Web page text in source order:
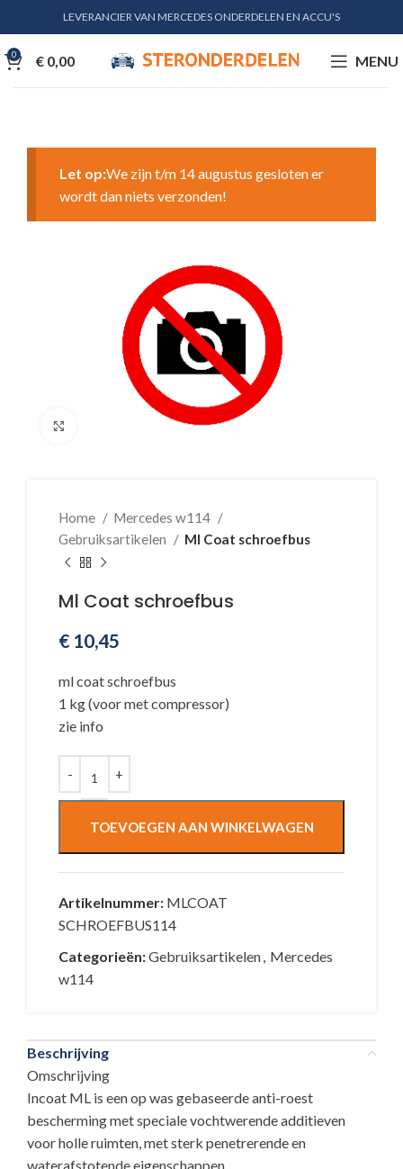
LEVERANCIER VAN MERCEDES ONDERDELEN EN ACCU'S
0 € 0,00 MENU
Let op:We zijn t/m 14 augustus gesloten er
wordt dan niets verzonden!
Klik voor vergroting
Home
Mercedes w114
Gebruiksartikelen
Ml Coat schroefbus
Ml Coat schroefbus
€ 10,45
ml coat schroefbus
1 kg (voor met compressor)
zie info
TOEVOEGEN AAN WINKELWAGEN
Artikelnummer: MLCOAT
SCHROEFBUS114
Categorieën:Gebruiksartikelen, Mercedes
w114
Beschrijving
Omschrijving
Incoat ML is een op was gebaseerde anti-roest
bescherming met speciale vochtwerende additieven
voor holle ruimten, met sterk penetrerende en
waterafstotende eigenschappen.